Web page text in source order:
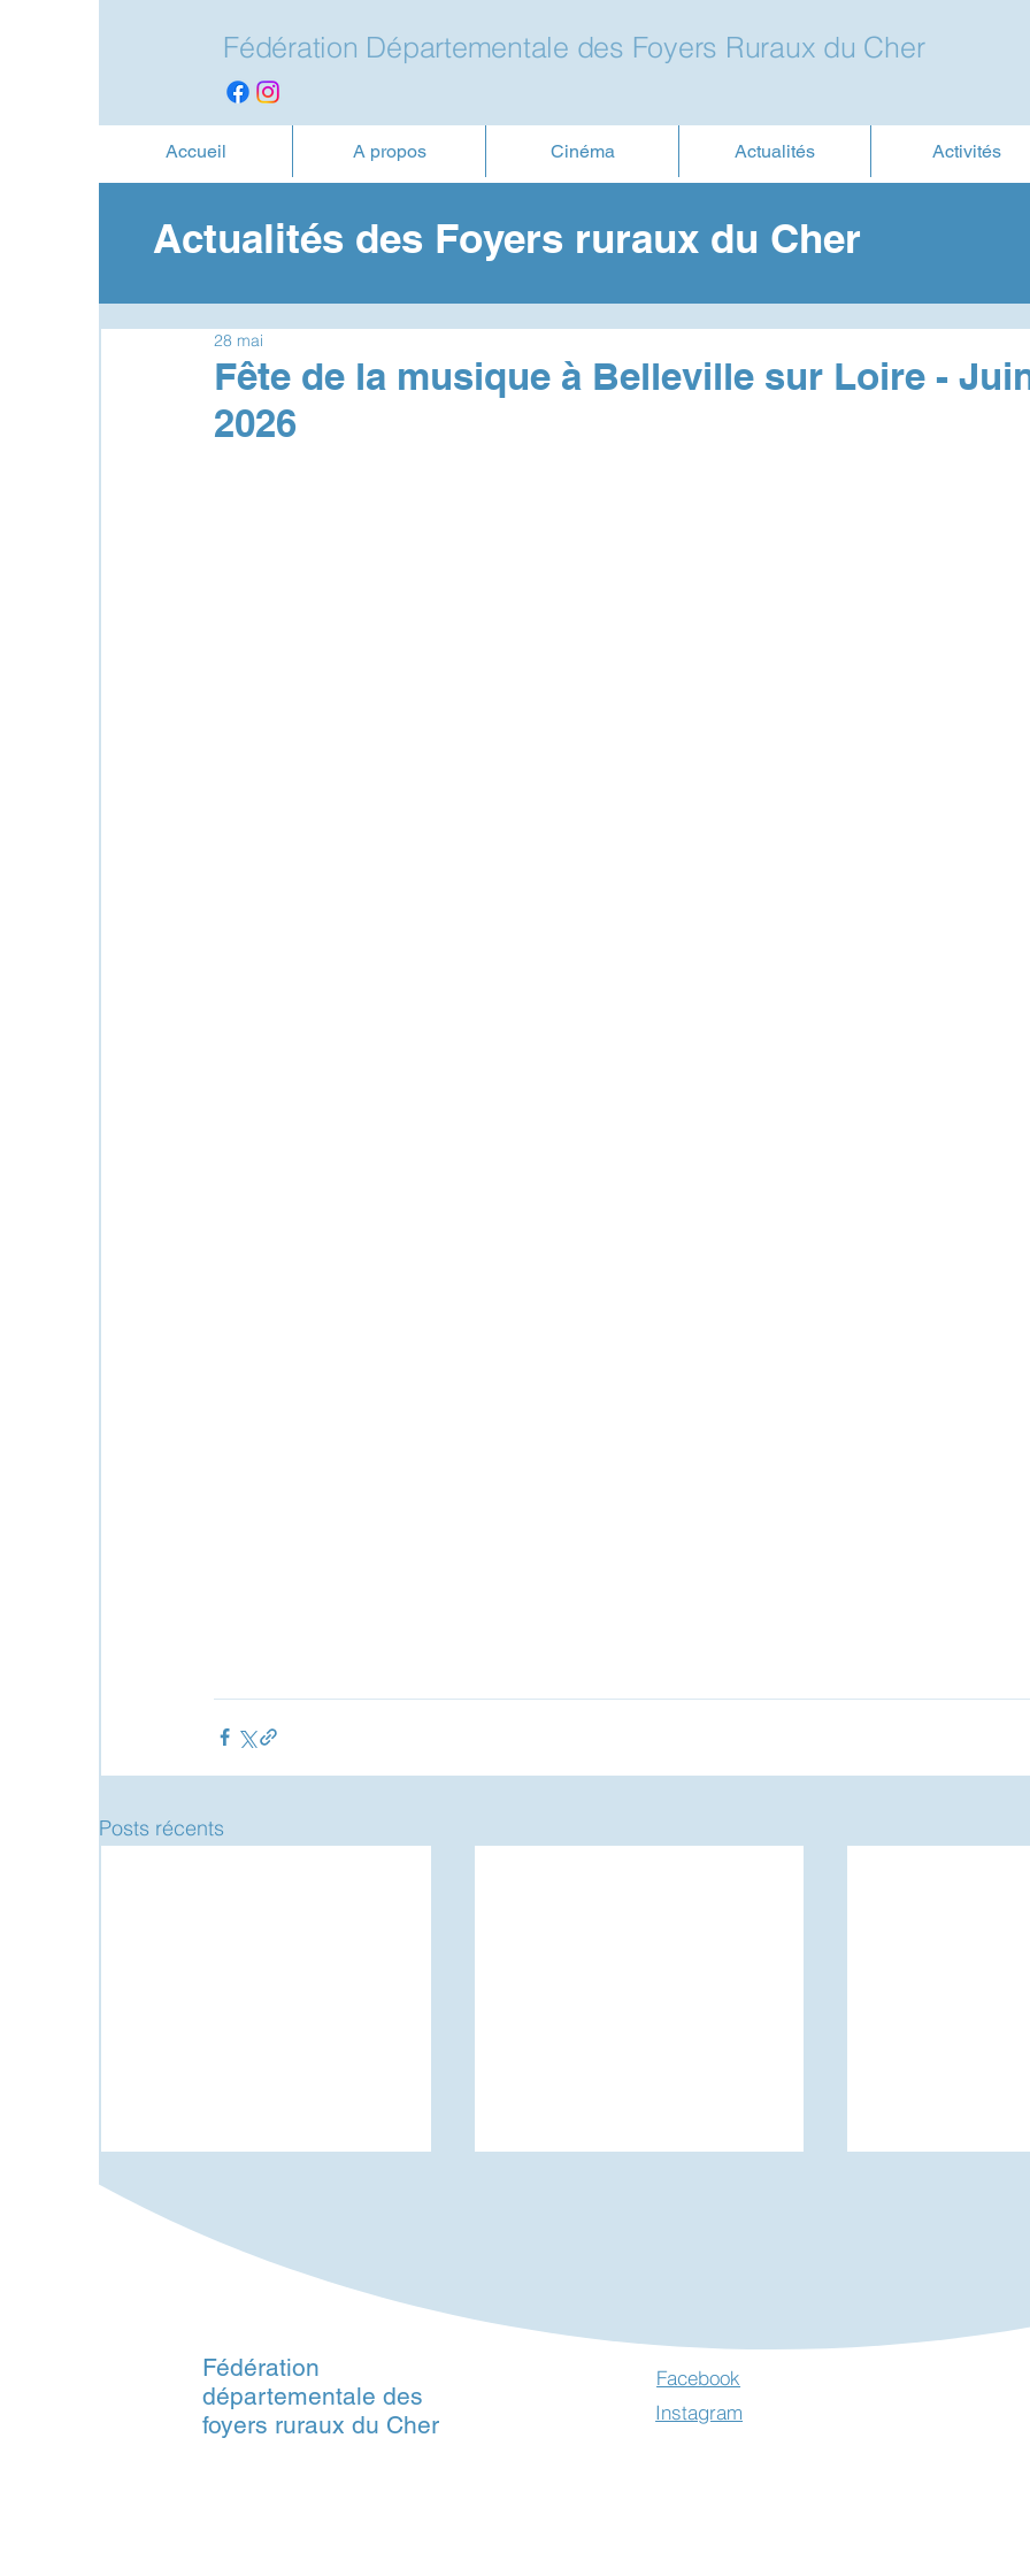
Fédération Départementale des Foyers Ruraux du Cher
Accueil A propos Cinéma Actualités Activités
Actualités des Foyers ruraux du Cher
Fête de la musique à Belleville sur Loire -
2026
28 mai
Posts récents
Cinéma plein air dans le
Cher - Juillet et août 2026
Brocante à Concressault -
Exposition
Filantes" à
Clochers -
Fédération
départementale des
foyers ruraux du Cher
Facebook
Instagram